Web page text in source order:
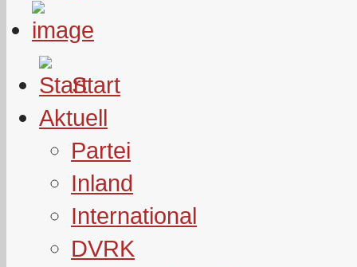
Start
Aktuell
Partei
Inland
International
DVRK